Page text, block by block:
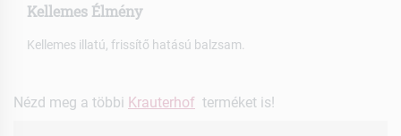
Kellemes Élmény
Kellemes illatú, frissítő hatású balzsam.
Nézd meg a többi Krauterhof terméket is!